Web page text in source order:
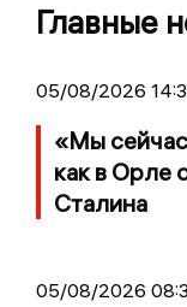
Главные
05/08/2026
«Мы
как в Орле
Сталина
05/08/2026